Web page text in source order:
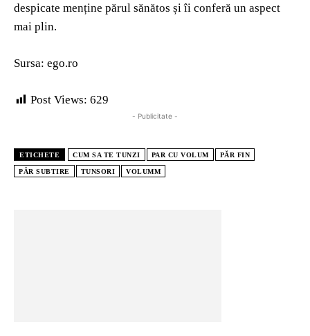
despicate menține părul sănătos și îi conferă un aspect
mai plin.
Sursa: ego.ro
Post Views: 629
- Publicitate -
ETICHETE CUM SA TE TUNZI PAR CU VOLUM PĂR FIN
PĂR SUBTIRE TUNSORI VOLUMM